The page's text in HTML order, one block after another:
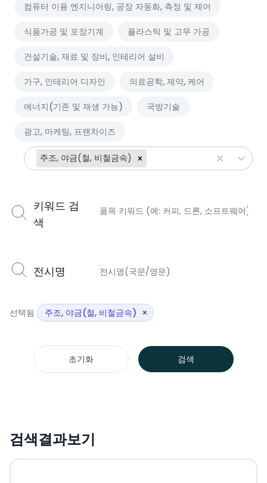
컴퓨터 이용 엔지니어링, 공장 자동화, 측정 및 제어
식품가공 및 포장기계 플라스틱 및 고무 가공
건설기술, 재료 및 장비, 인테리어 설비
가구, 인테리어 디자인 의료공학, 제약, 케어
에너지(기존 및 재생 가능) 국방기술
광고, 마케팅, 프랜차이즈
주조, 야금(철, 비철금속)
키워드 검
색
전시명
선택됨 주조, 야금(철, 비철금속) ×
초기화 검색
검색결과보기